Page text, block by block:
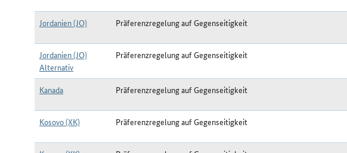
Jordanien (JO) Präferenzregelung auf Gegenseitigkeit
Jordanien (JO)
Alternativ
Präferenzregelung auf Gegenseitigkeit
Kanada Präferenzregelung auf Gegenseitigkeit
Kosovo (XK) Präferenzregelung auf Gegenseitigkeit